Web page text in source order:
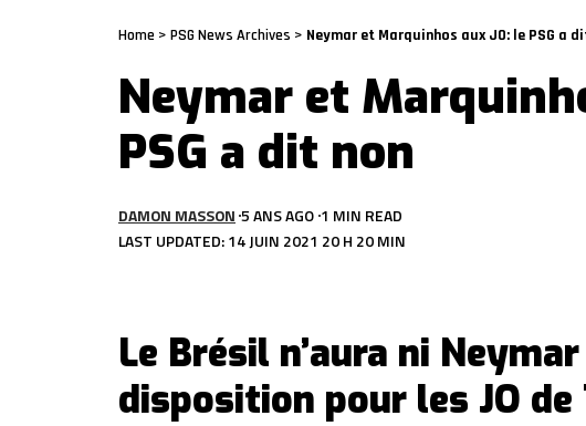
Home > PSG News Archives > Neymar et Marquinhos aux JO: le PSG a
Neymar et
PSG a dit non
LAST UPDATED: 14 JUIN 2021 20 H 20 MIN
DAMON MASSON 5 ANS AGO 1 MIN READ
Le Brésil n’aura ni
disposition pour les JO de